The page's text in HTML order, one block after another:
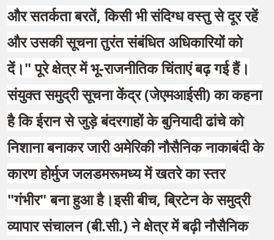
और सतर्कता बरतें, किसी भी संदिग्ध वस्तु से दूर रहें
और उसकी सूचना तुरंत संबंधित अधिकारियों को
दें।" पूरे क्षेत्र में भू-राजनीतिक चिंताएं बढ़ गई हैं।
संयुक्त समुद्री सूचना केंद्र (जेएमआईसी) का कहना
है कि ईरान से जुड़े बंदरगाहों के बुनियादी ढांचे को
निशाना बनाकर जारी अमेरिकी नौसैनिक नाकाबंदी के
कारण होर्मुज जलडमरूमध्य में खतरे का स्तर
"गंभीर" बना हुआ है।इसी बीच, ब्रिटेन के समुद्री
व्यापार संचालन (बी.सी.) ने क्षेत्र में बढ़ी नौसैनिक